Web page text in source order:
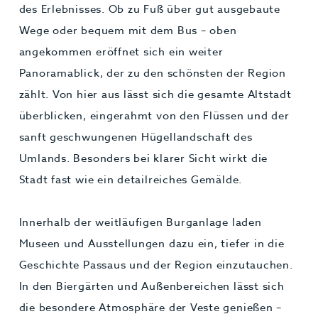
des Erlebnisses. Ob zu Fuß über gut ausgebaute
Wege oder bequem mit dem Bus – oben
angekommen eröffnet sich ein weiter
Panoramablick, der zu den schönsten der Region
zählt. Von hier aus lässt sich die gesamte Altstadt
überblicken, eingerahmt von den Flüssen und der
sanft geschwungenen Hügellandschaft des
Umlands. Besonders bei klarer Sicht wirkt die
Stadt fast wie ein detailreiches Gemälde.
Innerhalb der weitläufigen Burganlage laden
Museen und Ausstellungen dazu ein, tiefer in die
Geschichte Passaus und der Region einzutauchen.
In den Biergärten und Außenbereichen lässt sich
die besondere Atmosphäre der Veste genießen –